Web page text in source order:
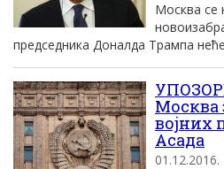
Москва се
председника Доналда Трампа
Москва
војних
Асада
01.12.2016.